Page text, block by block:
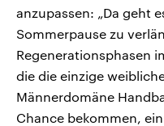
anzupassen: „Da geht
Sommerpause zu
Regenerationsphasen
die die einzige
Männerdomäne
Chance bekommen,